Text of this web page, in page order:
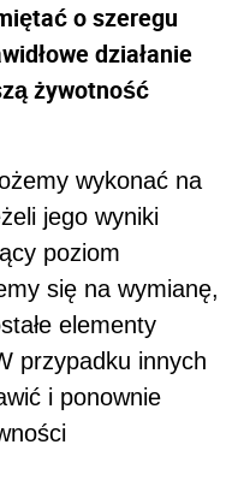
o szeregu
działanie
żywotność
wykonać na
jego wyniki
poziom
się na wymianę,
elementy
przypadku innych
i ponownie